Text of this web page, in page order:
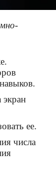
ее.
числа